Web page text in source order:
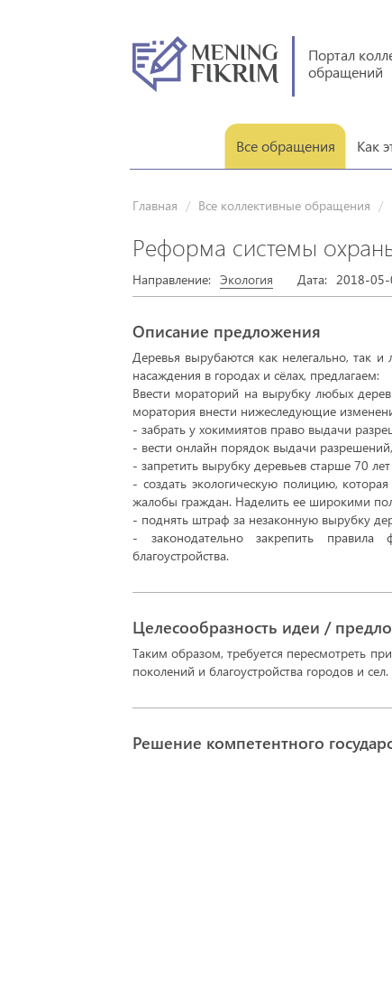
Портал
обращений
Все обращения Как
Главная Все коллективные обращения
Реформа системы
Направление: Экология Дата: 2018-05-
Описание предложения
Деревья вырубаются как нелегально, так
насаждения в городах и сёлах, предлагаем:
Ввести мораторий на вырубку любых
моратория внести нижеследующие
- забрать у хокимиятов право выдачи
- вести онлайн порядок выдачи
- запретить вырубку деревьев старше 70
- создать экологическую полицию,
жалобы граждан. Наделить ее широкими
- поднять штраф за незаконную вырубку
- законодательно закрепить
благоустройства.
Целесообразность идеи /
Таким образом, требуется пересмотреть
поколений и благоустройства городов и сел.
Решение компетентного